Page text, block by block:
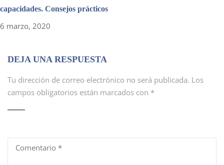
capacidades. Consejos prácticos
6 marzo, 2020
DEJA UNA RESPUESTA
Tu dirección de correo electrónico no será publicada. Los
campos obligatorios están marcados con *